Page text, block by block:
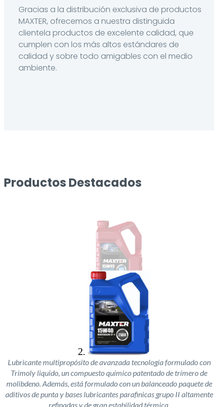
Gracias a la distribución exclusiva de productos
MAXTER, ofrecemos a nuestra distinguida
clientela productos de excelente calidad, que
cumplen con los más altos estándares de
calidad y sobre todo amigables con el medio
ambiente.
Productos Destacados
Lubricante multipropósito de avanzada tecnología formulado con
Trimoly liquido, un compuesto químico patentado de trímero de
molibdeno. Además, está formulado con un balanceado paquete de
aditivos de punta y bases lubricantes parafinicas grupo II altamente
refinadas y de gran estabilidad térmica.